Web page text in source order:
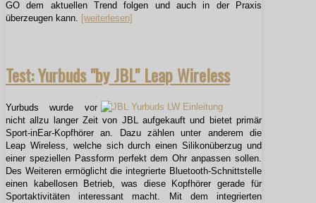
GO dem aktuellen Trend folgen und auch in der Praxis
überzeugen kann. [weiterlesen]
Test: Yurbuds "by JBL" Leap Wireless
Yurbuds wurde vor
nicht allzu langer Zeit von JBL aufgekauft und bietet primär
Sport-inEar-Kopfhörer an. Dazu zählen unter anderem die
Leap Wireless, welche sich durch einen Silikonüberzug und
einer speziellen Passform perfekt dem Ohr anpassen sollen.
Des Weiteren ermöglicht die integrierte Bluetooth-Schnittstelle
einen kabellosen Betrieb, was diese Kopfhörer gerade für
Sportaktivitäten interessant macht. Mit dem integrierten